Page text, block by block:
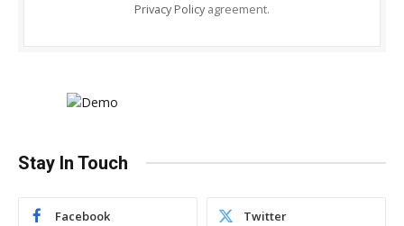
Privacy Policy agreement.
Stay In Touch
Facebook Twitter